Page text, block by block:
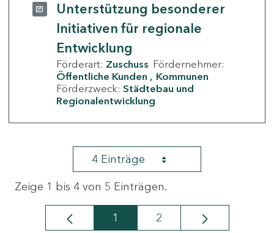
Unterstützung besonderer
Initiativen für regionale
Entwicklung
Förderart: Zuschuss Fördernehmer:
Öffentliche Kunden
Kommunen
Förderzweck: Städtebau und
Regionalentwicklung
4 Einträge
Zeige 1 bis 4 von 5 Einträgen.
Seite
1 Seite
2